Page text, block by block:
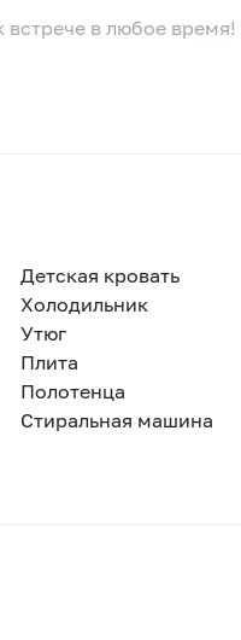
в любое время!
Детская кровать
Холодильник
Утюг
Плита
Полотенца
Стиральная машина